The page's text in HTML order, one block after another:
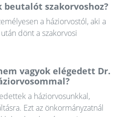
beutalót szakorvoshoz?
a háziorvostól, aki a
dönt a szakorvosi
vagyok elégedett Dr.
a háziorvosunkkal,
Ezt az önkormányzatnál